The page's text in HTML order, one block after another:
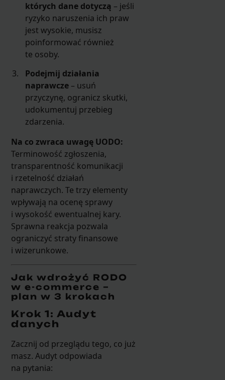
których dane dotyczą – jeśli
ryzyko naruszenia ich praw
jest wysokie, musisz
poinformować również
te osoby.
Podejmij działania
naprawcze – usuń
przyczynę, ogranicz skutki,
udokumentuj przebieg
zdarzenia.
Na co zwraca uwagę UODO:
Terminowość zgłoszenia,
transparentność komunikacji
i rzetelność działań
naprawczych. Te trzy elementy
wpływają na ocenę sprawy
i wysokość ewentualnej kary.
Sprawna reakcja pozwala
ograniczyć straty finansowe
i wizerunkowe.
Jak wdrożyć RODO
w e-commerce –
plan w 3 krokach
Krok 1: Audyt
danych
Zacznij od przeglądu tego, co już
masz. Audyt odpowiada
na pytania: